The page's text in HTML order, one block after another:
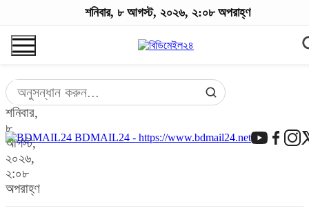
শনিবার,
৮
আগস্ট,
২০২৬,
২:০৮
অপরাহ্ণ
BDMAIL24 - https://www.bdmail24.net
শনিবার, ৮ আগস্ট, ২০২৬, ২:০৮ অপরাহ্ণ